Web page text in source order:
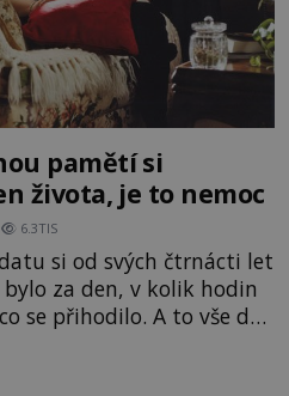
pamětí si
života, je to nemoc
6.3TIS
si od svých čtrnácti let
za den, v kolik hodin
se přihodilo. A to vše do
co by někteří
dar, ona sama pokládá